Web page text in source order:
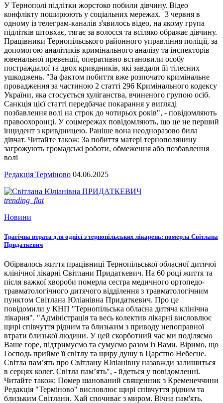
У Тернополі підлітки жорстоко побили дівчину. Відео
конфлікту поширюють у соціальних мережах. 3 червня в
одному із телеграм-каналів з'явилось відео, на якому група
підлітків штовхає, тягає за волосся та всіляко ображає дівчину.
Працівники Тернопільського районного управління поліції, за
допомогою аналітиків кримінального аналізу та інспекторів
ювенальної превенції, оперативно встановили особу
постраждалої та двох кривдників, які завдали їй тілесних
ушкоджень. "За фактом побиття вже розпочато кримінальне
провадження за частиною 2 статті 296 Кримінального кодексу
України, яка стосується хуліганства, вчиненого групою осіб.
Санкція цієї статті передбачає покарання у вигляді
позбавлення волі на строк до чотирьох років", - повідомляють
правоохоронці. У соцмережах повідомляють, що це не перший
інцидент з кривдницею. Раніше вона неодноразово била
дівчат. Читайте також: За побиття матері тернополянину
загрожують громадські роботи, обмеження або позбавлення
волі
Редакція Терміново 04.06.2025
trending_flat
Новини
Трагічна втрата для однієї з тернопільських лікарень: померла Світлана
Придаткевич
Обірвалось життя працівниці Тернопільської обласної дитячої
клінічної лікарні Світлани Придаткевич. На 60 році життя та
після важкої хвороби померла сестра медичного ортопедо-
травматологічного дитячого відділення з травматологічним
пунктом Світлана Юліанівна Придаткевич. Про це
повідомили у КНП "Тернопільська обласна дитяча клінічна
лікарня". "Адміністрація та весь колектив лікарні висловлює
щирі співчуття рідним та близьким з приводу непоправної
втрати близької людини. У цей скорботний час ми поділяємо
Ваше горе, підтримуємо та сумуємо разом із Вами. Віримо, що
Господь прийме її світлу та щиру душу в Царство Небесне.
Світла пам’ять про Світлану Юліанівну назавжди залишиться
в серцях колег. Світла пам’ять", - йдеться у повідомленні.
Читайте також: Помер шанований священник з Кременеччини
Редакція "Терміново" висловлює щирі співчуття рідним та
близьким Світлани. Хай спочиває з миром. Вічна пам'ять.